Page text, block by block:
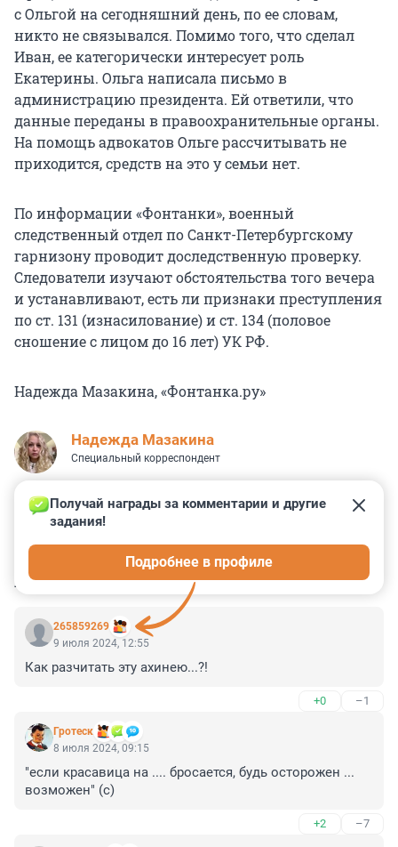
с Ольгой на сегодняшний день, по ее словам,
никто не связывался. Помимо того, что сделал
Иван, ее категорически интересует роль
Екатерины. Ольга написала письмо в
администрацию президента. Ей ответили, что
данные переданы в правоохранительные органы.
На помощь адвокатов Ольге рассчитывать не
приходится, средств на это у семьи нет.
По информации «Фонтанки», военный
следственный отдел по Санкт-Петербургскому
гарнизону проводит доследственную проверку.
Следователи изучают обстоятельства того вечера
и устанавливают, есть ли признаки преступления
по ст. 131 (изнасилование) и ст. 134 (половое
сношение с лицом до 16 лет) УК РФ.
Надежда Мазакина, «Фонтанка.ру»
Надежда Мазакина
Специальный корреспондент
КОММЕНТАРИИ 83
265859269
Получай награды за комментарии и другие
задания!
Подробнее в профиле
9 июля 2024, 12:55
Как разчитать эту ахинею...?!
+0 –1
Гротеск
8 июля 2024, 09:15
"если красавица на .... бросается, будь осторожен ...
возможен" (с)
+2 –7